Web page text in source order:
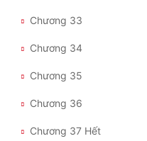
Xuyên Thư
Điền Văn
Đô Thị
Đông Phương
Đông Phương Huyền Huyễn
Chương 33
Chương 34
Chương 35
Chương 36
Chương 37 Hết